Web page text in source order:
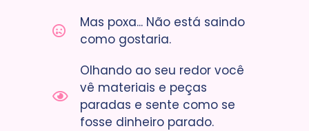
Mas poxa... Não está saindo
como gostaria.
Olhando ao seu redor você
vê materiais e peças
paradas e sente como se
fosse dinheiro parado.